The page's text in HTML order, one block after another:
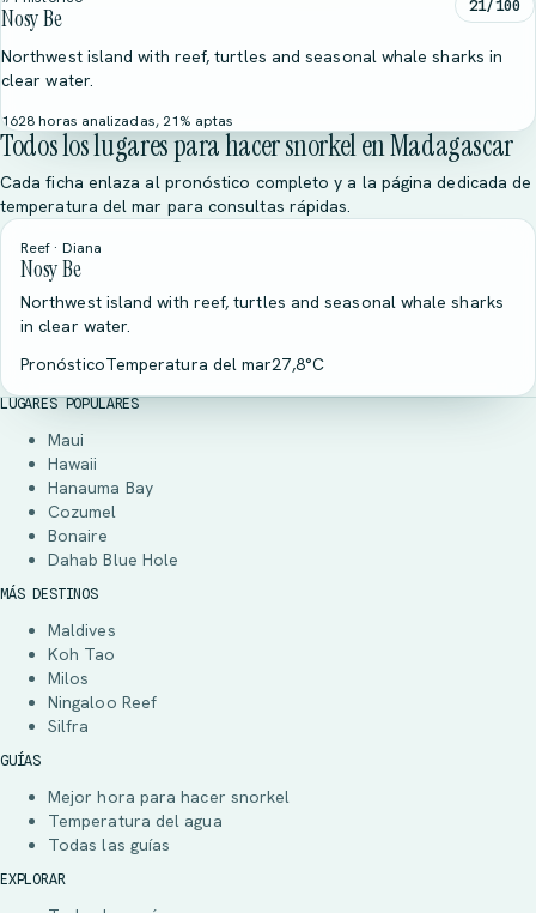
Nosy Be 21/100
Northwest island with reef, turtles and seasonal whale sharks in
clear water.
1628 horas analizadas, 21% aptas
Todos los lugares para hacer snorkel en Madagascar
Cada ficha enlaza al pronóstico completo y a la página dedicada de
temperatura del mar para consultas rápidas.
Reef · Diana
Nosy Be
Northwest island with reef, turtles and seasonal whale sharks
in clear water.
PronósticoTemperatura del mar27,8°C
LUGARES POPULARES
Maui
Hawaii
Hanauma Bay
Cozumel
Bonaire
Dahab Blue Hole
MÁS DESTINOS
Maldives
Koh Tao
Milos
Ningaloo Reef
Silfra
GUÍAS
Mejor hora para hacer snorkel
Temperatura del agua
Todas las guías
EXPLORAR